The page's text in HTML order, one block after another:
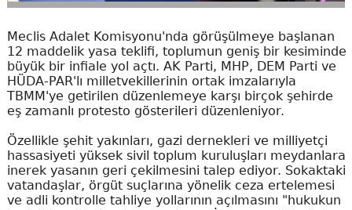
Meclis Adalet Komisyonu'nda görüşülmeye başlanan
12 maddelik yasa teklifi, toplumun geniş bir kesiminde
büyük bir infiale yol açtı. AK Parti, MHP, DEM Parti ve
HÜDA-PAR'lı milletvekillerinin ortak imzalarıyla
TBMM'ye getirilen düzenlemeye karşı birçok şehirde
eş zamanlı protesto gösterileri düzenleniyor.
Özellikle şehit yakınları, gazi dernekleri ve milliyetçi
hassasiyeti yüksek sivil toplum kuruluşları meydanlara
inerek yasanın geri çekilmesini talep ediyor. Sokaktaki
vatandaşlar, örgüt suçlarına yönelik ceza ertelemesi
ve adli kontrolle tahliye yollarının açılmasını "hukukun